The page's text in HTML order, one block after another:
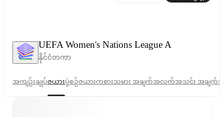
UEFA Women's Nations League A
နိုင်ငံတကာ
အကျဉ်းချုပ်ဇယားပွဲစဉ်ဇယားကစားသမား အချက်အလက်အသင်း အချ